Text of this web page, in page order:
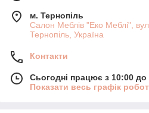
м. Тернопіль
Салон Меблів "Еко Меблі",
Тернопіль, Україна
Контакти
Сьогодні працює з 10:00 до
Показати весь графік